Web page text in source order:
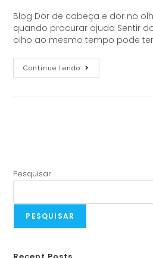
Blog Dor de cabeça e dor no
quando procurar ajuda Sentir
olho ao mesmo tempo pode
Continue Lendo
Pesquisar
PESQUISAR